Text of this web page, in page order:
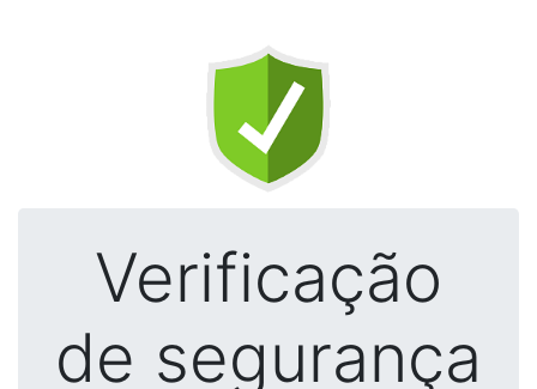
Verificação
de segurança